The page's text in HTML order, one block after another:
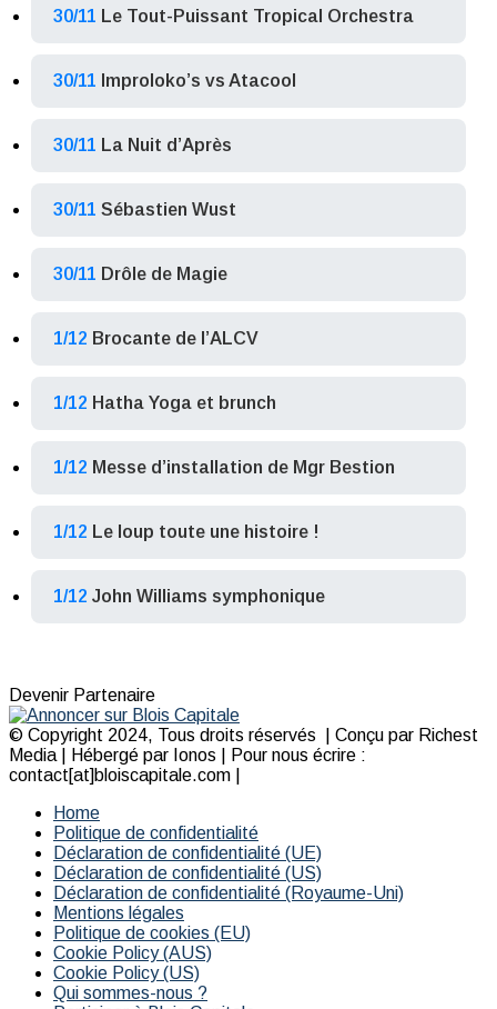
30/11 Le Tout-Puissant Tropical Orchestra
30/11 Improloko’s vs Atacool
30/11 La Nuit d’Après
30/11 Sébastien Wust
30/11 Drôle de Magie
1/12 Brocante de l’ALCV
1/12 Hatha Yoga et brunch
1/12 Messe d’installation de Mgr Bestion
1/12 Le loup toute une histoire !
1/12 John Williams symphonique
Devenir Partenaire
© Copyright 2024, Tous droits réservés | Conçu par Richest
Media | Hébergé par Ionos | Pour nous écrire :
contact[at]bloiscapitale.com |
Home
Politique de confidentialité
Déclaration de confidentialité (UE)
Déclaration de confidentialité (US)
Déclaration de confidentialité (Royaume-Uni)
Mentions légales
Politique de cookies (EU)
Cookie Policy (AUS)
Cookie Policy (US)
Qui sommes-nous ?